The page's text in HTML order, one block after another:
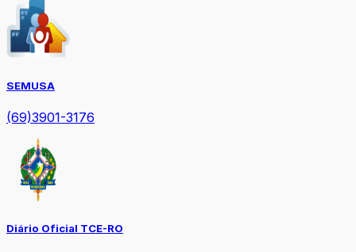
SEMUSA
(69)3901-3176
Diário Oficial TCE-RO